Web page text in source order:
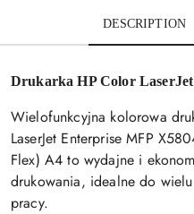
DESCRIPTION
Drukarka HP Color
Wielofunkcyjna kolorowa
LaserJet Enterprise MFP
Flex) A4 to wydajne i
drukowania, idealne do
pracy.